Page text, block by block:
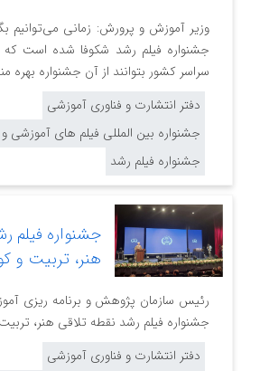
وزیر آموزش و پرورش: زمانی می‌توانیم
جشنواره فیلم رشد شکوفا شده است
سراسر کشور بتوانند از آن جشنواره بهره
دفتر انتشارت و فناوری آموزشی
جشنواره بین المللی فیلم های آموزشی
جشنواره فیلم رشد
جشنواره فیلم
هنر، تربیت
رئیس سازمان پژوهش و برنامه ریزی
جشنواره فیلم رشد نقطه تلاقی هنر،
دفتر انتشارت و فناوری آموزشی